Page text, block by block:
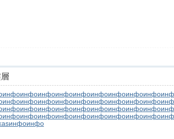
инфоинфоинфоинфоинфоинфоинфоинфоинфо
инфоинфоинфоинфоинфоинфоинфоинфоинфо
инфоинфоинфоинфоинфоинфоинфоинфоинфо
инфоинфоинфоинфоинфоинфоинфоинфоинфо
инфоинфо